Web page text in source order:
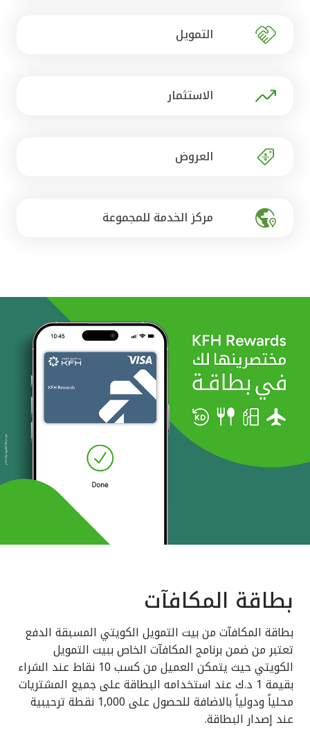
مصر
التمويل
الاستثمار
العروض
مركز الخدمة للمجموعة
بطاقة المكافآت
بطاقة المكافآت من بيت التمويل الكويتي المسبقة الدفع
تعتبر من ضمن برنامج المكافآت الخاص ببيت التمويل
الكويتي حيث يتمكن العميل من كسب 10 نقاط عند الشراء
بقيمة 1 د.ك عند استخدامه البطاقة على جميع المشتريات
محلياً ودولياً بالاضافة للحصول على 1,000 نقطة ترحيبية
عند إصدار البطاقة.